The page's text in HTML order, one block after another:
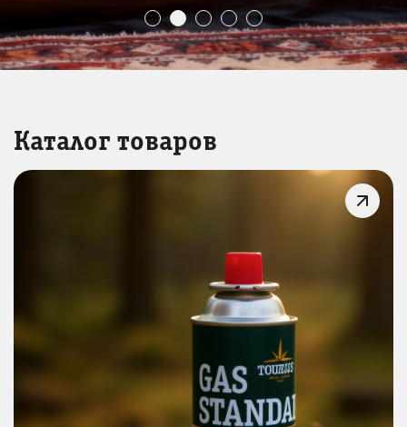
Каталог товаров